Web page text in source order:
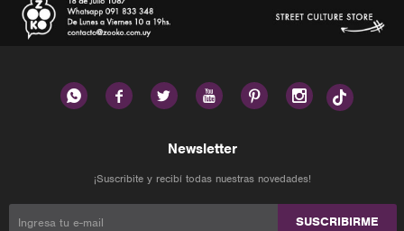
     
Newsletter
¡Suscribite y recibí todas nuestras novedades!
SUSCRIBIRME